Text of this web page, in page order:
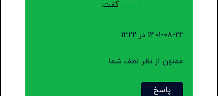
گفت:
1401-08-22 در 12:22
ممنون از نظر لطف شما
پاسخ